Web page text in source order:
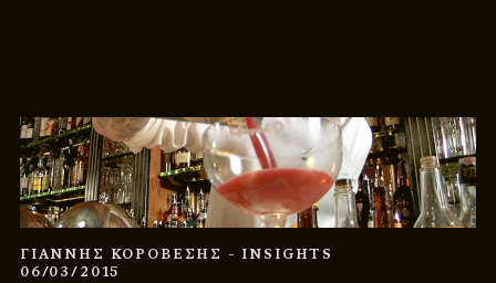
ΓΙΑΝΝΗΣ ΚΟΡΟΒΕΣΗΣ - INSIGHTS
06/03/2015